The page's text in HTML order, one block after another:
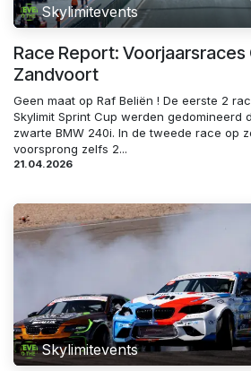
Skylimitevents
Race Report: Voorjaarsraces
Zandvoort
Geen maat op Raf Beliën ! De eerste 2
Skylimit Sprint Cup werden gedomineerd
zwarte BMW 240i. In de tweede race op
voorsprong zelfs 2...
21.04.2026
Skylimitevents